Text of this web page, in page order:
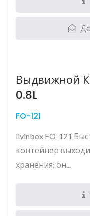
Выдвижной
0.8L
FO-121
livinbox FO-121
контейнер
хранения; он...